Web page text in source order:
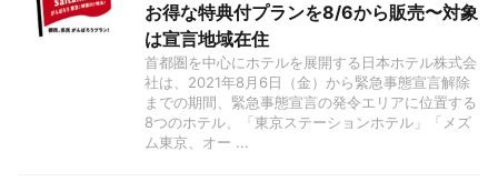
お得な特典付プランを8/6から販売〜対象
は宣言地域在住
首都圏を中心にホテルを展開する日本ホテル株式会
社は、2021年8月6日（金）から緊急事態宣言解除
までの期間、緊急事態宣言の発令エリアに位置する
8つのホテル、「東京ステーションホテル」「メズ
ム東京、オー ...